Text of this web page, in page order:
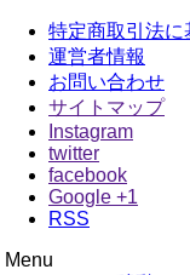
特定商取引法に
運営者情報
お問い合わせ
サイトマップ
Instagram
twitter
facebook
Google +1
RSS
オウエンダンマク
Menu